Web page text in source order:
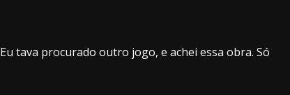
tava procurado outro jogo, e achei essa obra. Só